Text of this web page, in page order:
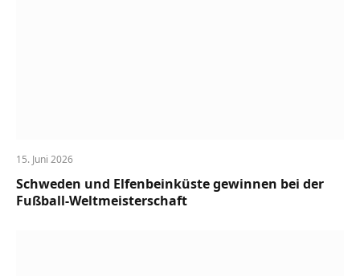
15. Juni 2026
Schweden und Elfenbeinküste gewinnen bei der
Fußball-Weltmeisterschaft